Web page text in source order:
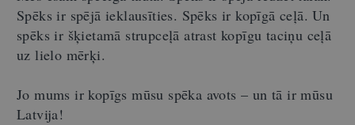
Spēks ir spējā ieklausīties. Spēks ir kopīgā ceļā. Un
spēks ir šķietamā strupceļā atrast kopīgu taciņu ceļā
uz lielo mērķi.
Jo mums ir kopīgs mūsu spēka avots – un tā ir mūsu
Latvija!